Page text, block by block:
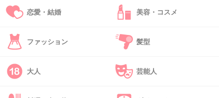
誰得？(真顔)
35. 匿名 2018/11/16(金) 11:51:43
恋愛・結婚 美容・コスメ
ファッション 髪型
大人 芸能人